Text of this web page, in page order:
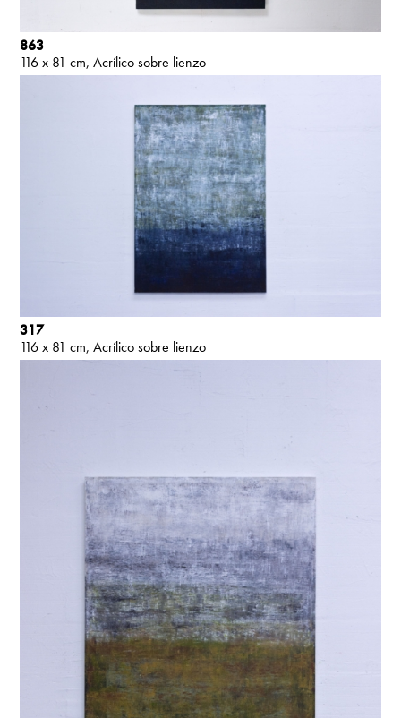
863
116 x 81 cm Acrílico sobre lienzo
317
116 x 81 cm Acrílico sobre lienzo